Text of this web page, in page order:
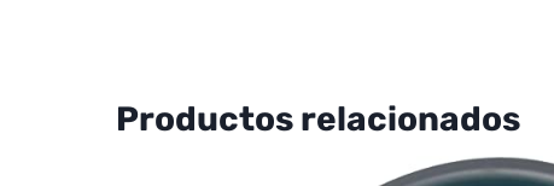
Productos relacionados